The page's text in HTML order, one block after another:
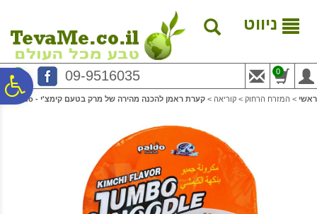
נגישות
המרכזי
ניווט
09-9516035 0
ראשי > המזרח הרחוק > קוריאה > קערת ראמן להכנה מהירה של מרק בטעם קימצ'י - Paldo